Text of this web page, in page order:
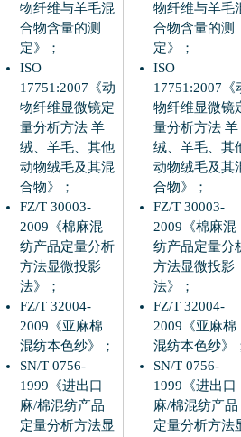
物纤维与羊毛混
合物含量的测
定》；
ISO
17751:2007《动
物纤维显微镜定
量分析方法 羊
绒、羊毛、其他
动物绒毛及其混
合物》；
FZ/T 30003-
2009《棉麻混
纺产品定量分析
方法显微投影
法》；
FZ/T 32004-
2009《亚麻棉
混纺本色纱》；
SN/T 0756-
1999《进出口
麻/棉混纺产品
定量分析方法显
物纤维与羊毛
合物含量的测
定》；
ISO
17751:2007《
物纤维显微镜
量分析方法 羊
绒、羊毛、其
动物绒毛及其
合物》；
FZ/T 30003-
2009《棉麻混
纺产品定量分
方法显微投影
法》；
FZ/T 32004-
2009《亚麻棉
混纺本色纱》
SN/T 0756-
1999《进出口
麻/棉混纺产品
定量分析方法